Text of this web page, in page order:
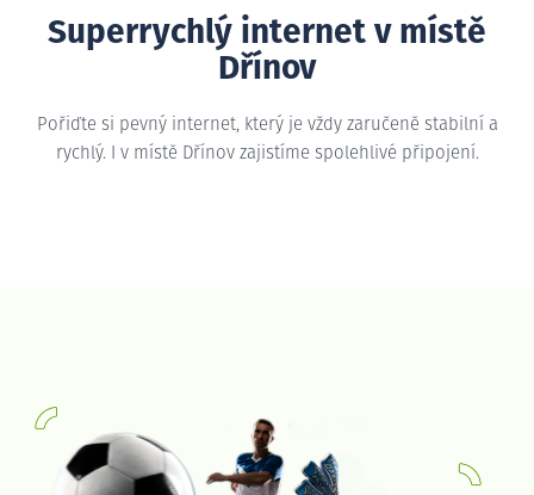
Superrychlý internet v místě
Dřínov
Pořiďte si pevný internet, který je vždy zaručeně stabilní a
rychlý. I v místě Dřínov zajistíme spolehlivé připojení.